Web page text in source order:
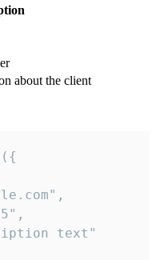
about the client
text"